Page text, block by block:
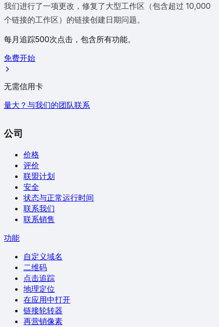
我们进行了一项更改，修复了大型工作区（包含超过 10,000
个链接的工作区）的链接创建日期问题。
每月追踪500次点击，包含所有功能。
免费开始
无需信用卡
量大？与我们的团队联系
公司
价格
评价
联盟计划
安全
状态与正常运行时间
联系我们
联系销售
功能
自定义域名
二维码
点击追踪
地理定位
在应用中打开
链接轮转器
再营销像素